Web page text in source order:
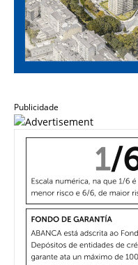
Publicidade